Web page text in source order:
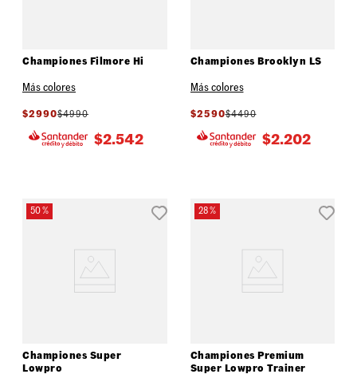
Championes Filmore Hi
Más colores
$2990$4990
$2.542
Championes Brooklyn LS
Más colores
$2590$4490
$2.202
50 %
Championes Super
Lowpro
28 %
Championes Premium
Super Lowpro Trainer